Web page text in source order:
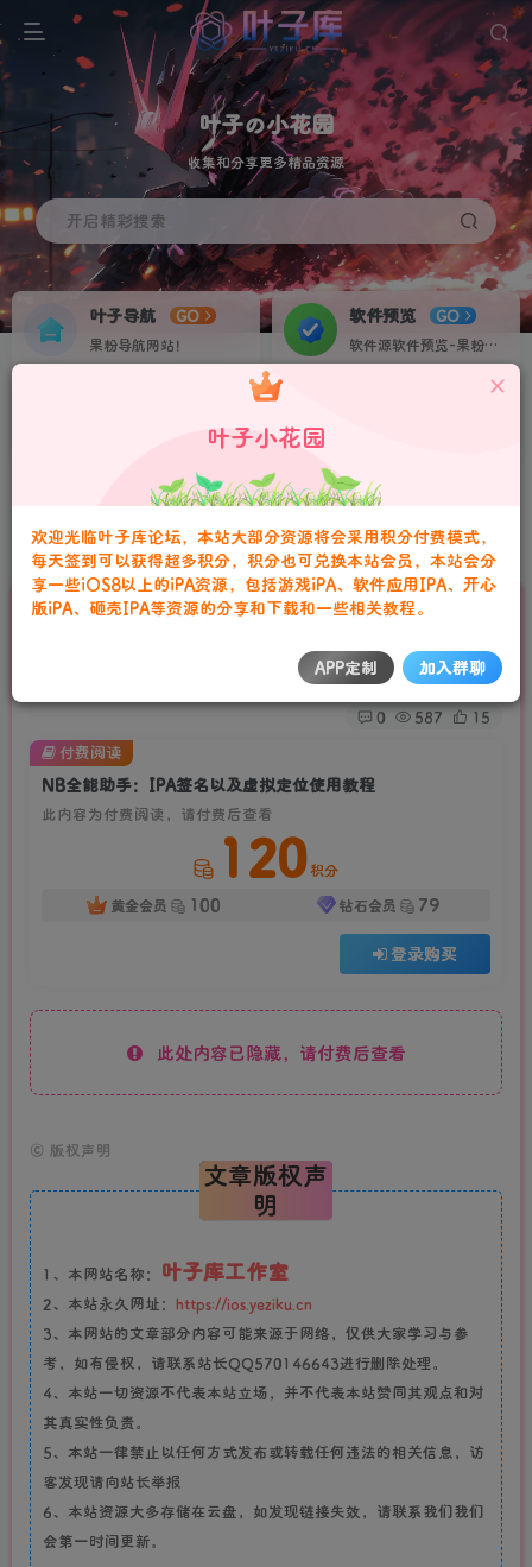
叶子の小花园
收集和分享更多精品资源
开启精彩搜索
叶子导航 GO
果粉导航网站！
软件预览 GO
软件源软件预览-果粉资源下载签名定制站！个人证书20起稳定不掉签！
收集IPA各种素材资源！
请严格遵守法律法规、文明守法！
首页 ios技术集 正文
NB全能助手：IPA签名以及虚拟定位使用教程
关注 私信
0 587 15
NB全能助手：IPA签名以及虚拟定位使用教程
此内容为付费阅读，请付费后查看
120 积分
黄金会员
100 钻石会员 79
登录购买
付费阅读
此处内容已隐藏，请付费后查看
© 版权声明
文章版权声
明
1、本网站名称： 叶子库工作室
2、本站永久网址： https://ios.yeziku.cn
3、本网站的文章部分内容可能来源于网络，仅供大家学习与参
考，如有侵权，请联系站长QQ570146643进行删除处理。
4、本站一切资源不代表本站立场，并不代表本站赞同其观点和对
其真实性负责。
5、本站一律禁止以任何方式发布或转载任何违法的相关信息，访
客发现请向站长举报
6、本站资源大多存储在云盘，如发现链接失效，请联系我们我们
会第一时间更新。
叶子小花园
欢迎光临叶子库论坛，本站大部分资源将会采用积分付费模式，
每天签到可以获得超多积分，积分也可兑换本站会员，本站会分
享一些iOS8以上的iPA资源，包括游戏iPA、软件应用IPA、开心
版iPA、砸壳IPA等资源的分享和下载和一些相关教程。
APP定制 加入群聊